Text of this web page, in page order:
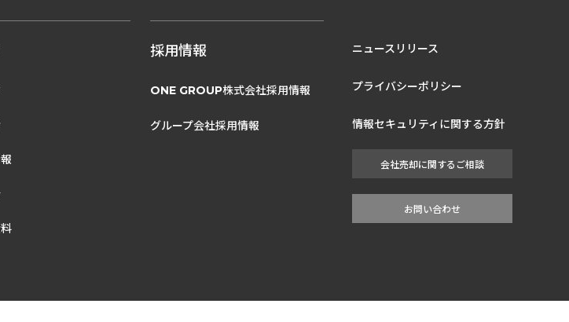
採用情報
ONE GROUP株式会社採用情報
グループ会社採用情報
ニュースリリース
プライバシーポリシー
情報セキュリティに関する方針
会社売却に関するご相談
お問い合わせ